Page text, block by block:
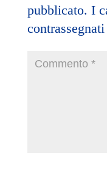
pubblicato. I
contrassegnati